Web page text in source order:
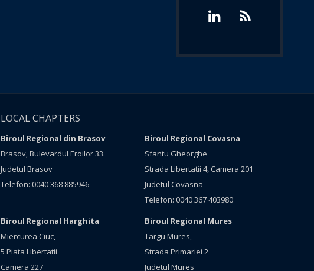
LOCAL CHAPTERS
Biroul Regional din Brasov
Brasov, Bulevardul Eroilor 33.
Judetul Brasov
Telefon: 0040 368 885946
Biroul Regional Covasna
Sfantu Gheorghe
Strada Libertatii 4, Camera 201
Judetul Covasna
Telefon: 0040 367 403980
Biroul Regional Harghita
Miercurea Ciuc,
5 Piata Libertatii
Camera 227
Biroul Regional Mures
Targu Mures,
Strada Primariei 2
Judetul Mures